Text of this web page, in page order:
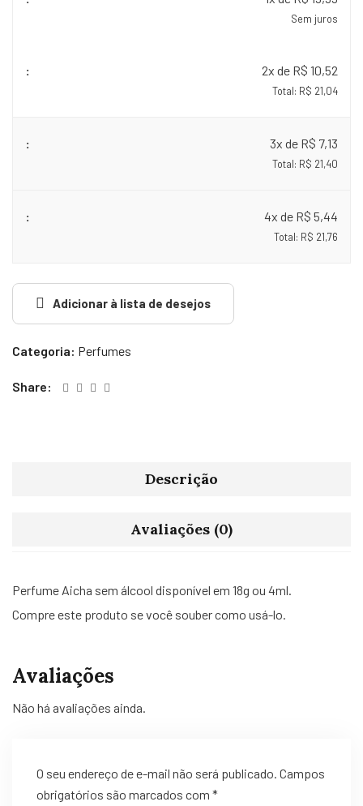
Sem juros
2x de R$ 10,52
Total: R$ 21,04
3x de R$ 7,13
Total: R$ 21,40
4x de R$ 5,44
Total: R$ 21,76
Adicionar à lista de desejos
Categoria: Perfumes
Share:
Descrição
Avaliações (0)
Perfume Aicha sem álcool disponível em 18g ou 4ml.
Compre este produto se você souber como usá-lo.
Avaliações
Não há avaliações ainda.
O seu endereço de e-mail não será publicado. Campos
obrigatórios são marcados com *